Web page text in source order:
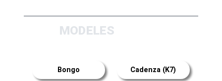
MODELES
Bongo Cadenza (K7)